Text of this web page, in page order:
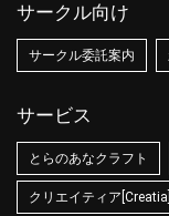
サークル向け
サークル委託案内
サービス
とらのあなクラフト
クリエイティア[Creatia]